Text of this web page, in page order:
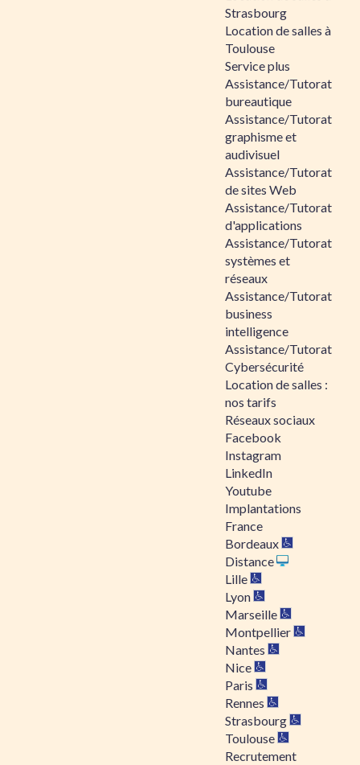
Strasbourg
Location de salles à
Toulouse
Service plus
Assistance/Tutorat
bureautique
Assistance/Tutorat
graphisme et
audivisuel
Assistance/Tutorat
de sites Web
Assistance/Tutorat
d'applications
Assistance/Tutorat
systèmes et
réseaux
Assistance/Tutorat
business
intelligence
Assistance/Tutorat
Cybersécurité
Location de salles :
nos tarifs
Réseaux sociaux
Facebook
Instagram
LinkedIn
Youtube
Implantations
France
Bordeaux
Distance
Lille
Lyon
Marseille
Montpellier
Nantes
Nice
Paris
Rennes
Strasbourg
Toulouse
Recrutement